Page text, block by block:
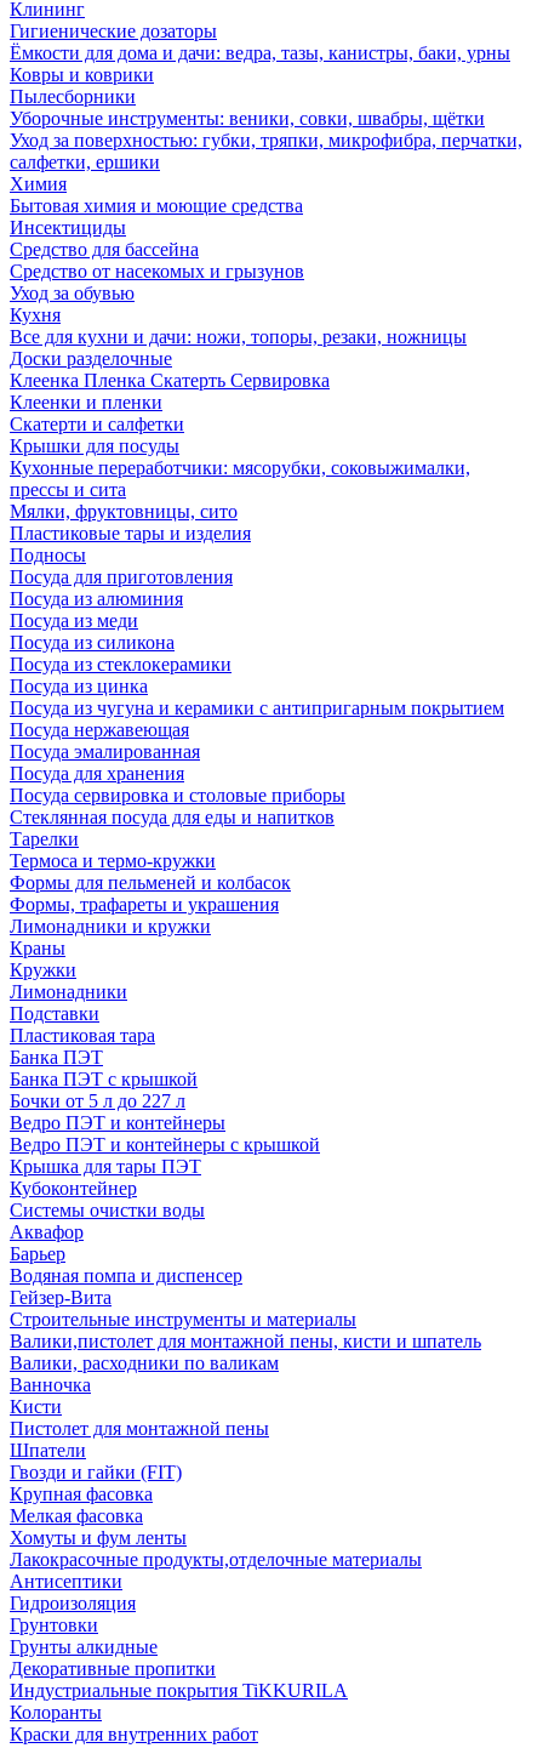
Клининг
Гигиенические дозаторы
Ёмкости для дома и дачи: ведра, тазы, канистры, баки, урны
Ковры и коврики
Пылесборники
Уборочные инструменты: веники, совки, швабры, щётки
Уход за поверхностью: губки, тряпки, микрофибра, перчатки,
салфетки, ершики
Химия
Бытовая химия и моющие средства
Инсектициды
Средство для бассейна
Средство от насекомых и грызунов
Уход за обувью
Кухня
Все для кухни и дачи: ножи, топоры, резаки, ножницы
Доски разделочные
Клеенка Пленка Скатерть Сервировка
Клеенки и пленки
Скатерти и салфетки
Крышки для посуды
Кухонные переработчики: мясорубки, соковыжималки,
прессы и сита
Мялки, фруктовницы, сито
Пластиковые тары и изделия
Подносы
Посуда для приготовления
Посуда из алюминия
Посуда из меди
Посуда из силикона
Посуда из стеклокерамики
Посуда из цинка
Посуда из чугуна и керамики с антипригарным покрытием
Посуда нержавеющая
Посуда эмалированная
Посуда для хранения
Посуда сервировка и столовые приборы
Стеклянная посуда для еды и напитков
Тарелки
Термоса и термо-кружки
Формы для пельменей и колбасок
Формы, трафареты и украшения
Лимонадники и кружки
Краны
Кружки
Лимонадники
Подставки
Пластиковая тара
Банка ПЭТ
Банка ПЭТ с крышкой
Бочки от 5 л до 227 л
Ведро ПЭТ и контейнеры
Ведро ПЭТ и контейнеры с крышкой
Крышка для тары ПЭТ
Кубоконтейнер
Системы очистки воды
Аквафор
Барьер
Водяная помпа и диспенсер
Гейзер-Вита
Строительные инструменты и материалы
Валики,пистолет для монтажной пены, кисти и шпатель
Валики, расходники по валикам
Ванночка
Кисти
Пистолет для монтажной пены
Шпатели
Гвозди и гайки (FIT)
Крупная фасовка
Мелкая фасовка
Хомуты и фум ленты
Лакокрасочные продукты,отделочные материалы
Антисептики
Гидроизоляция
Грунтовки
Грунты алкидные
Декоративные пропитки
Индустриальные покрытия TiKKURILA
Колоранты
Краски для внутренних работ